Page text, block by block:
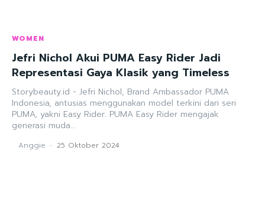
WOMEN
Jefri Nichol Akui PUMA Easy Rider Jadi
Representasi Gaya Klasik yang Timeless
Storybeauty.id - Jefri Nichol, Brand Ambassador PUMA
Indonesia, antusias menggunakan model terkini dari seri
PUMA, yakni Easy Rider. PUMA Easy Rider mengajak
generasi muda...
Anggie - 25 Oktober 2024